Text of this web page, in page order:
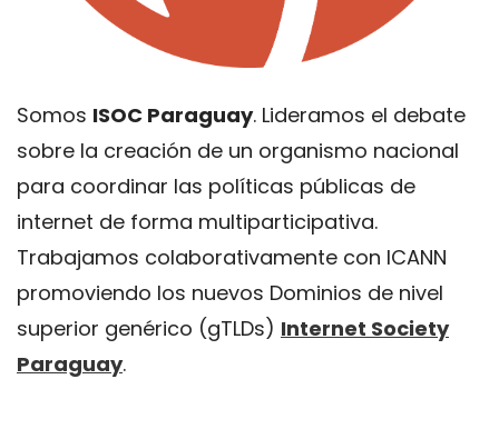
Somos ISOC Paraguay. Lideramos el debate
sobre la creación de un organismo nacional
para coordinar las políticas públicas de
internet de forma multiparticipativa.
Trabajamos colaborativamente con ICANN
promoviendo los nuevos Dominios de nivel
superior genérico (gTLDs) Internet Society
Paraguay.